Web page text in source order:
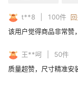
t**8 100件
该用户觉得商品非常赞
王**呵 50件
质量超赞，尺寸精准安